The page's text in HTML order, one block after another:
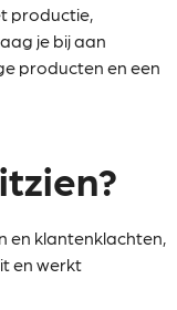
productie,
je bij aan
producten en een
en klantenklachten,
en werkt